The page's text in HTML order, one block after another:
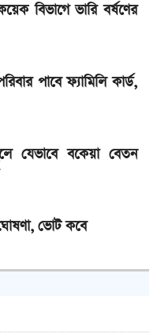
বিভাগে ভারি বর্ষণের
পাবে ফ্যামিলি কার্ড,
যেভাবে বকেয়া বেতন
ঘোষণা, ভোট কবে